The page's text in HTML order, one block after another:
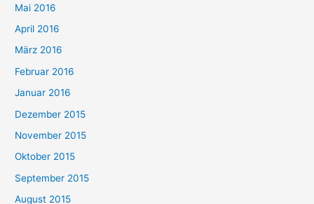
Mai 2016
April 2016
März 2016
Februar 2016
Januar 2016
Dezember 2015
November 2015
Oktober 2015
September 2015
August 2015